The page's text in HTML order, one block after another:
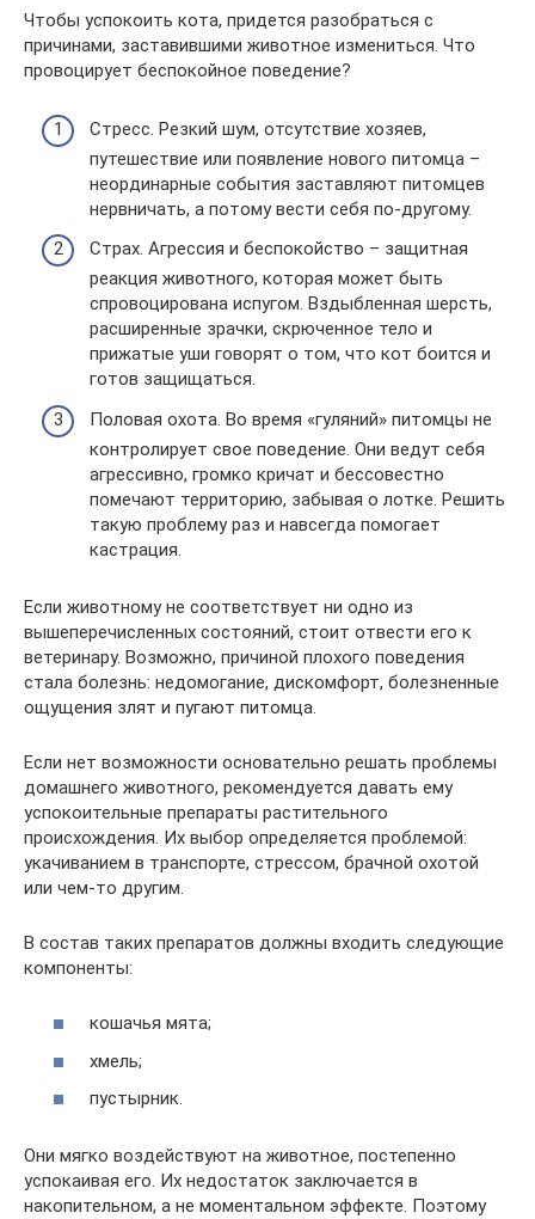
Чтобы успокоить кота, придется разобраться с
причинами, заставившими животное измениться. Что
провоцирует беспокойное поведение?
Стресс. Резкий шум, отсутствие хозяев,
путешествие или появление нового питомца –
неординарные события заставляют питомцев
нервничать, а потому вести себя по-другому.
Страх. Агрессия и беспокойство – защитная
реакция животного, которая может быть
спровоцирована испугом. Вздыбленная шерсть,
расширенные зрачки, скрюченное тело и
прижатые уши говорят о том, что кот боится и
готов защищаться.
Половая охота. Во время «гуляний» питомцы не
контролирует свое поведение. Они ведут себя
агрессивно, громко кричат и бессовестно
помечают территорию, забывая о лотке. Решить
такую проблему раз и навсегда помогает
кастрация.
Если животному не соответствует ни одно из
вышеперечисленных состояний, стоит отвести его к
ветеринару. Возможно, причиной плохого поведения
стала болезнь: недомогание, дискомфорт, болезненные
ощущения злят и пугают питомца.
Если нет возможности основательно решать проблемы
домашнего животного, рекомендуется давать ему
успокоительные препараты растительного
происхождения. Их выбор определяется проблемой:
укачиванием в транспорте, стрессом, брачной охотой
или чем-то другим.
В состав таких препаратов должны входить следующие
компоненты:
кошачья мята;
хмель;
пустырник.
Они мягко воздействуют на животное, постепенно
успокаивая его. Их недостаток заключается в
накопительном, а не моментальном эффекте. Поэтому